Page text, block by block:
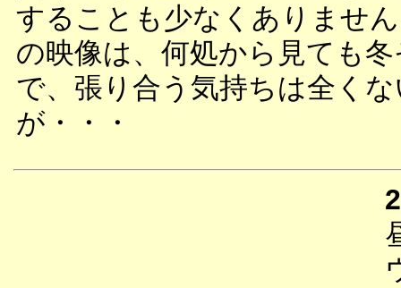
することも少なくありませ
の映像は、何処から見ても
で、張り合う気持ちは全く
が・・・